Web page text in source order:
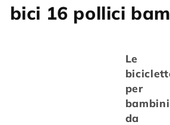
C
bici 16 pollici
Le
per
bambini
da